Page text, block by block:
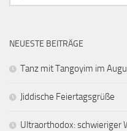
nach:
NEUESTE BEITRÄGE
Tanz mit Tangoyim im
Jiddische Feiertagsgrüße
Ultraorthodox: schwieriger